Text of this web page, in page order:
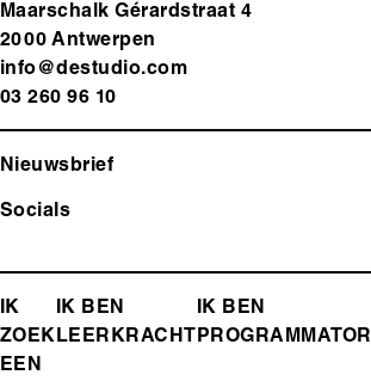
Maarschalk Gérardstraat 4
2000 Antwerpen
info@destudio.com
03 260 96 10
Nieuwsbrief
Socials
FOOTER-
MENU
IK
ZOEK
EEN
IK BEN
LEERKRACHT
IK BEN
PROGRAMMATOR